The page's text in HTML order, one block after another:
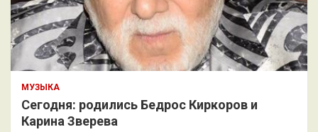
МУЗЫКА
Сегодня: родились Бедрос Киркоров и
Карина Зверева